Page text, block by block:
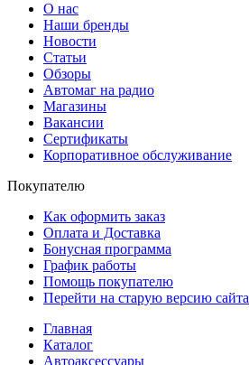
О нас
Наши бренды
Новости
Статьи
Обзоры
Автомаг на радио
Магазины
Вакансии
Сертификаты
Корпоративное обслуживание
Покупателю
Как оформить заказ
Оплата и Доставка
Бонусная программа
График работы
Помощь покупателю
Перейти на старую версию сайта
Главная
Каталог
Автоаксессуары